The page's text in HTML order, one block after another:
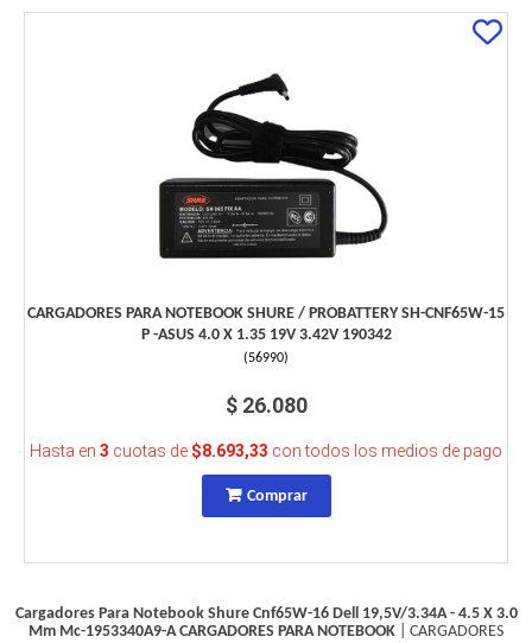
CARGADORES PARA NOTEBOOK SHURE / PROBATTERY SH-CNF65W-15
P -ASUS 4.0 X 1.35 19V 3.42V 190342
(56990)
$ 26.080
Hasta en 3 cuotas de $8.693,33 con todos los medios de pago
Comprar
Cargadores Para Notebook Shure Cnf65W-16 Dell 19,5V/3.34A - 4.5 X 3.0
Mm Mc-1953340A9-A CARGADORES PARA NOTEBOOK CARGADORES